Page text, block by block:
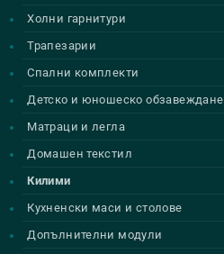
Холни гарнитури
Трапезарии
Спални комплекти
Детско и юношеско обзавеждане
Матраци и легла
Домашен текстил
Килими
Кухненски маси и столове
Допълнителни модули